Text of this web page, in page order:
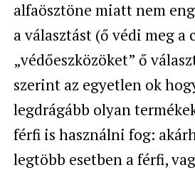
alfaösztöne miatt nem
a választást (ő védi meg a
„védőeszközöket” ő
szerint az egyetlen ok
legdrágább olyan
férfi is használni fog:
legtöbb esetben a férfi,